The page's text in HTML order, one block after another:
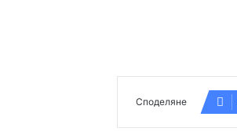
Споделяне